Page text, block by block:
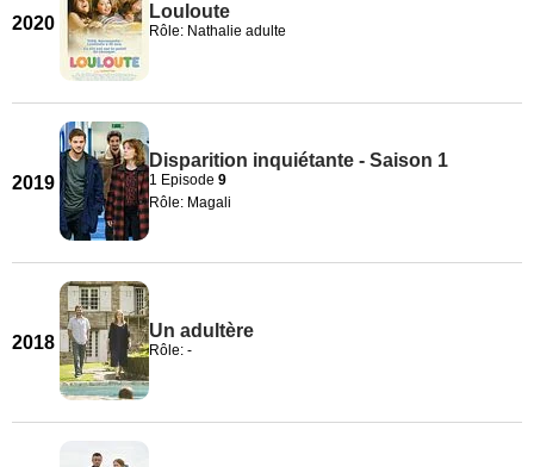
2020
Louloute
Rôle: Nathalie adulte
2019
Disparition inquiétante - Saison 1
1 Episode 9
Rôle: Magali
2018
Un adultère
Rôle: -